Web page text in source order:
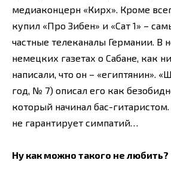
медиаконцерн «Кирх». Кроме
купил «Про Зибен» и «Сат 1» –
частные телеканалы Германии. В
немецких газетах о Сабане, как
написали, что он – «египтянин».
год, № 7) описал его как
который начинал бас-
не гарантирует симпатий…
Ну как можно такого не любить?